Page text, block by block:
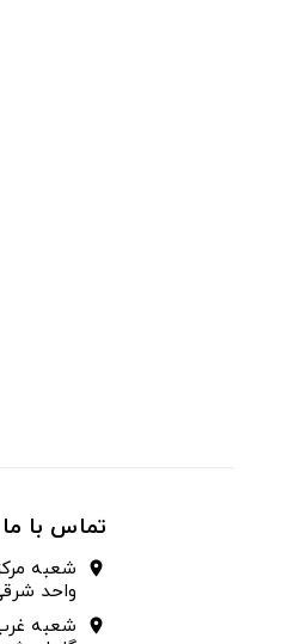
تماس با ما
location_on
واحد
location_on
شعبه